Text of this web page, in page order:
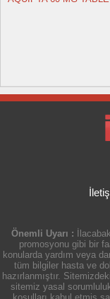
Önemli Uyarı :
promosyonu gibi bir
konularda yardım veya
tüm bilgiler hasta ve
hazırlanmıştır.
sitemiz yasal